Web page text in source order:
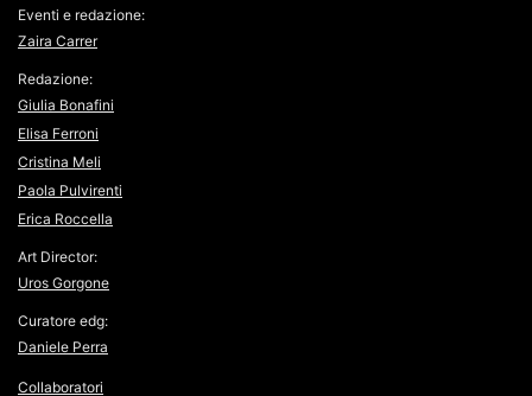
Eventi e redazione:
Zaira Carrer
Redazione:
Giulia Bonafini
Elisa Ferroni
Cristina Meli
Paola Pulvirenti
Erica Roccella
Art Director:
Uros Gorgone
Curatore edg:
Daniele Perra
Collaboratori